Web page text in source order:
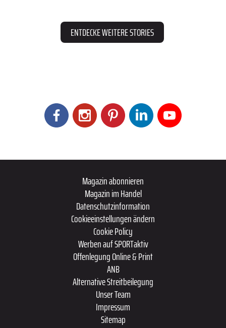
ENTDECKE WEITERE STORIES
Magazin abonnieren
Magazin im Handel
Datenschutzinformation
Cookieeinstellungen ändern
Cookie Policy
Werben auf SPORTaktiv
Offenlegung Online & Print
ANB
Alternative Streitbeilegung
Unser Team
Impressum
Sitemap